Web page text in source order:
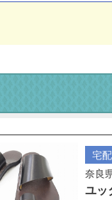
宅
奈良
ユッ